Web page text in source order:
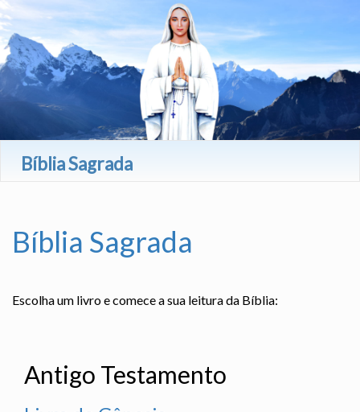
Bíblia Sagrada
Bíblia Sagrada
Escolha um livro e comece a sua leitura da Bíblia:
Antigo Testamento